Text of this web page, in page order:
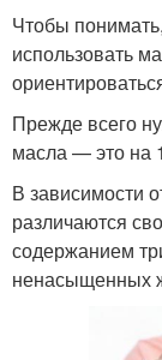
Чтобы
использовать
Прежде всего
масла — это на
В зависимости
различаются
содержанием
ненасыщенных